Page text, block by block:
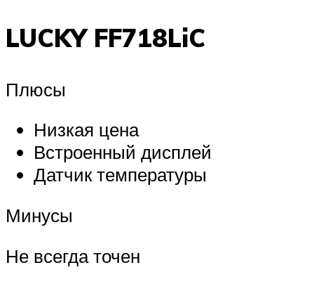
LUCKY FF718LiC
Плюсы
Низкая цена
Встроенный дисплей
Датчик температуры
Минусы
Не всегда точен